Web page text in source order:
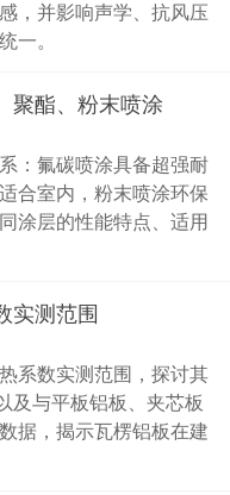
，并影响声学、抗风压
一。
聚酯、粉末喷涂
：氟碳喷涂具备超强耐
合室内，粉末喷涂环保
涂层的性能特点、适用
实测范围
系数实测范围，探讨其
及与平板铝板、夹芯板
据，揭示瓦楞铝板在建